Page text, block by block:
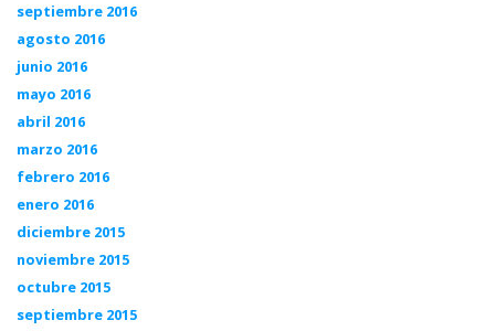
septiembre 2016
agosto 2016
junio 2016
mayo 2016
abril 2016
marzo 2016
febrero 2016
enero 2016
diciembre 2015
noviembre 2015
octubre 2015
septiembre 2015